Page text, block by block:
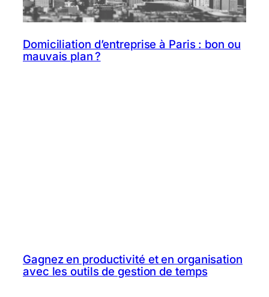
Domiciliation d’entreprise à Paris : bon ou
mauvais plan ?
Gagnez en productivité et en organisation
avec les outils de gestion de temps